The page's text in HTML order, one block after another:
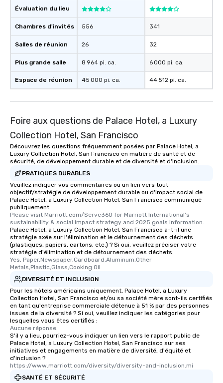
an evening helicopter
glittering lights of The
Memorable
experienced, and all
remember. Our one-
are special, from the
will reminisce about
One of the best
experience is
restaurants are within
members a chance to
networking
itinerary. You Get a Dinner and a Show
Our tours offer an
entertainment. All
knowledgeable,
interactive
along the way
ensuring there is
experiences offer the
several renowned
convenient outing,
and your guests
Évaluation du lieu
Chambres d'invités
Salles de réunion
Plus grande salle
Espace de réunion
556
26
8 964 pi. ca.
45 000 pi. ca.
341
32
6 000 pi. ca.
44 512 pi. ca.
Foire aux questions de Palace Hotel, a Luxury
Collection Hotel, San Francisco
Découvrez les questions fréquemment posées par Palace Hotel, a
Luxury Collection Hotel, San Francisco en matière de santé et de
sécurité, de développement durable et de diversité et d'inclusion.
PRATIQUES DURABLES
Veuillez indiquer vos commentaires ou un lien vers tout
objectif/stratégie de développement durable ou d'impact social de
Palace Hotel, a Luxury Collection Hotel, San Francisco communiqué
publiquement.
Please visit Marriott.com/Serve360 for Marriott International's
sustainability & social impact strategy and 2025 goals information.
Palace Hotel, a Luxury Collection Hotel, San Francisco a-t-il une
stratégie axée sur l'élimination et le détournement des déchets
(plastiques, papiers, cartons, etc.) ? Si oui, veuillez préciser votre
stratégie d'élimination et de détournement des déchets.
Yes, Paper,Newspaper,Cardboard,Aluminum,Other
Metals,Plastic,Glass,Cooking Oil
DIVERSITÉ ET INCLUSION
Pour les hôtels américains uniquement, Palace Hotel, a Luxury
Collection Hotel, San Francisco et/ou sa société mère sont-ils certifiés
en tant qu'entreprise commerciale détenue à 51 % par des personnes
issues de la diversité ? Si oui, veuillez indiquer les catégories pour
lesquelles vous êtes certifiés :
Aucune réponse.
S'il y a lieu, pourriez-vous indiquer un lien vers le rapport public de
Palace Hotel, a Luxury Collection Hotel, San Francisco sur ses
initiatives et engagements en matière de diversité, d'équité et
d'inclusion ?
https://www.marriott.com/diversity/diversity-and-inclusion.mi
SANTÉ ET SÉCURITÉ